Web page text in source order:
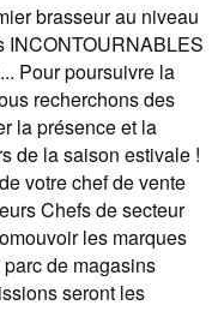
brasseur au niveau
INCONTOURNABLES
Pour poursuivre la
recherchons des
la présence et la
de la saison estivale !
votre chef de vente
Chefs de secteur
les marques
de magasins
seront les